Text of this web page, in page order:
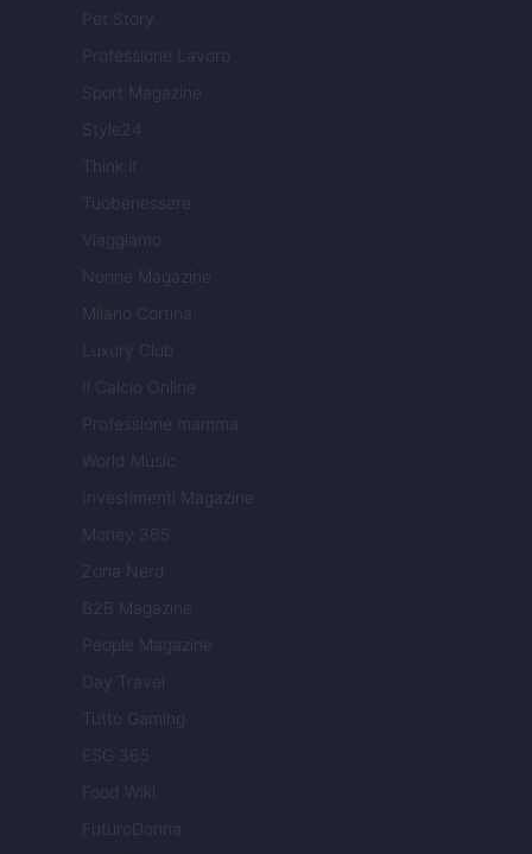
Pet Story
Professione Lavoro
Sport Magazine
Style24
Think.it
Tuobenessere
Viaggiamo
Nonne Magazine
Milano Cortina
Luxury Club
Il Calcio Online
Professione mamma
World Music
Investimenti Magazine
Money 365
Zona Nerd
B2B Magazine
People Magazine
Day Travel
Tutto Gaming
ESG 365
Food Wiki
FuturoDonna